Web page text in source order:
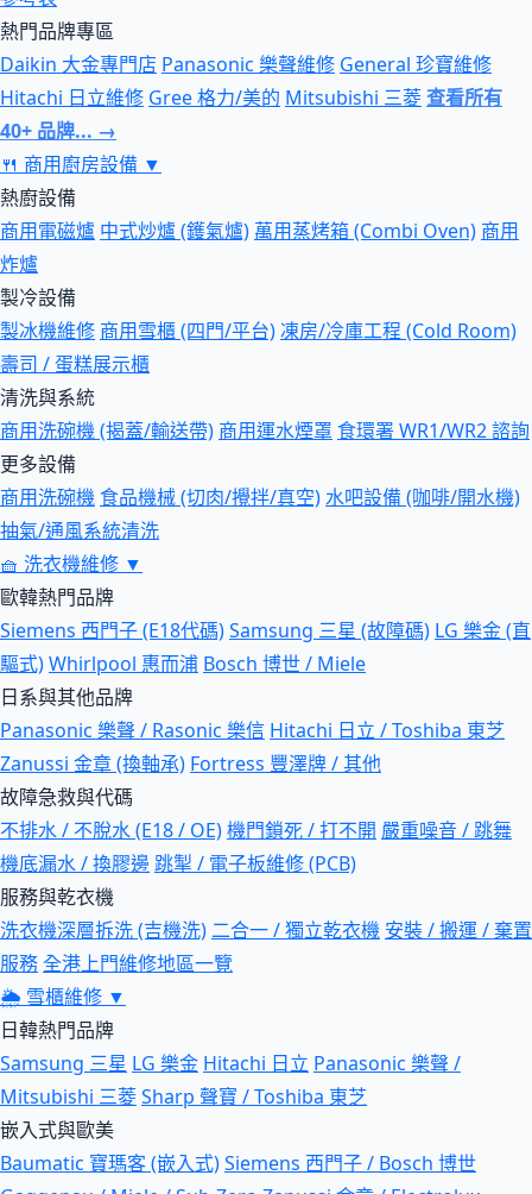
熱門品牌專區
Daikin 大金專門店 Panasonic 樂聲維修 General 珍寶維修
Hitachi 日立維修 Gree 格力/美的 Mitsubishi 三菱查看所有
40+ 品牌... →
🍴 商用廚房設備 ▼
熱廚設備
商用電磁爐 中式炒爐 (鑊氣爐) 萬用蒸烤箱 (Combi Oven) 商用
炸爐
製冷設備
製冰機維修 商用雪櫃 (四門/平台)凍房/冷庫工程 (Cold Room)
壽司 / 蛋糕展示櫃
清洗與系統
商用洗碗機 (揭蓋/輸送帶) 商用運水煙罩 食環署 WR1/WR2 諮詢
更多設備
商用洗碗機 食品機械 (切肉/攪拌/真空)水吧設備 (咖啡/開水機)
抽氣/通風系統清洗
🧺 洗衣機維修 ▼
歐韓熱門品牌
Siemens 西門子 (E18代碼)Samsung 三星 (故障碼) LG 樂金 (直
驅式)Whirlpool 惠而浦 Bosch 博世 / Miele
日系與其他品牌
Panasonic 樂聲 / Rasonic 樂信 Hitachi 日立 / Toshiba 東芝
Zanussi 金章 (換軸承) Fortress 豐澤牌 / 其他
故障急救與代碼
不排水 / 不脫水 (E18 / OE)機門鎖死 / 打不開 嚴重噪音 / 跳舞
機底漏水 / 換膠邊跳掣 / 電子板維修 (PCB)
服務與乾衣機
洗衣機深層拆洗 (吉機洗) 二合一 / 獨立乾衣機 安裝 / 搬運 / 棄置
服務全港上門維修地區一覽
🌦 雪櫃維修 ▼
日韓熱門品牌
Samsung 三星 LG 樂金 Hitachi 日立 Panasonic 樂聲 /
Mitsubishi 三菱Sharp 聲寶 / Toshiba 東芝
嵌入式與歐美
Baumatic 寶瑪客 (嵌入式)Siemens 西門子 / Bosch 博世